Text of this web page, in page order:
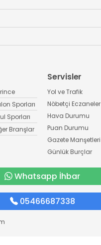
Sporları
Sporları
Branşlar
Servisler
Yol ve Trafik
Nöbetçi Eczaneler
Hava Durumu
Puan Durumu
Gazete Manşetleri
Günlük Burçlar
Whatsapp İhbar
05466687338